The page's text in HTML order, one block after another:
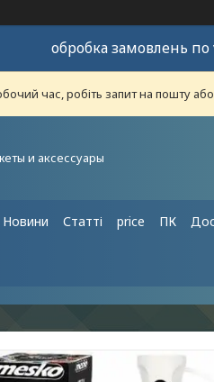
обробка замовлень
час, робіть запит на пошту
и аксессуары
Новини Статті price ПК